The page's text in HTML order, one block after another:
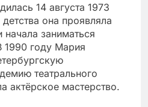
14 августа 1973
она проявляла
начала заниматься
1990 году Мария
театрального
актёрское мастерство.